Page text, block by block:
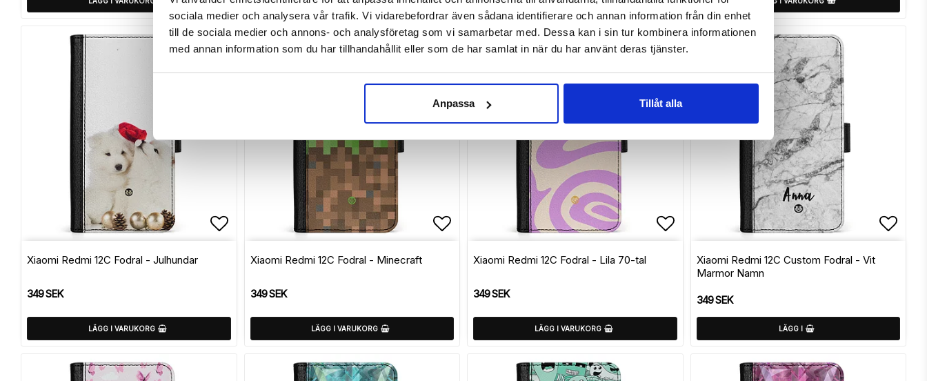
sociala medier och analysera vår trafik. Vi vidarebefordrar även sådana identifierare och annan information från din enhet
till de sociala medier och annons- och analysföretag som vi samarbetar med. Dessa kan i sin tur kombinera informationen
med annan information som du har tillhandahållit eller som de har samlat in när du har använt deras tjänster.
Anpassa Tillåt alla
Lägg till i favoritlistan
Xiaomi Redmi 12C Fodral - Julhundar
349 SEK
LÄGG I VARUKORG
Lägg till i favoritlistan
Xiaomi Redmi 12C Fodral - Minecraft
349 SEK
LÄGG I VARUKORG
Lägg till i favoritlistan
Xiaomi Redmi 12C Fodral - Lila 70-tal
349 SEK
LÄGG I VARUKORG
Xiaomi Redmi 12C Custom Fodral - Vit
Marmor Namn
349 SEK
LÄGG I